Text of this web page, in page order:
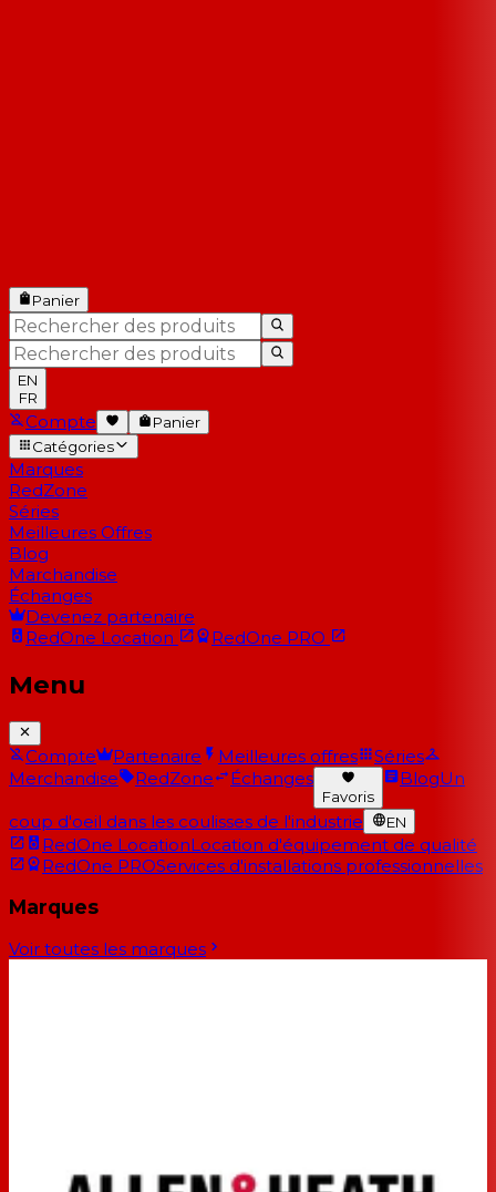
Panier
EN
FR
Compte
Panier
Catégories
Marques
RedZone
Séries
Meilleures Offres
Blog
Marchandise
Échanges
Devenez partenaire
RedOne Location RedOne PRO
Menu
Compte Partenaire Meilleures offres
Séries
Merchandise
RedZone Échanges
Favoris
BlogUn
coup d'oeil dans les coulisses de l'industrie EN
RedOne LocationLocation d'équipement de qualité
RedOne PROServices d'installations professionnelles
Marques
Voir toutes les marques